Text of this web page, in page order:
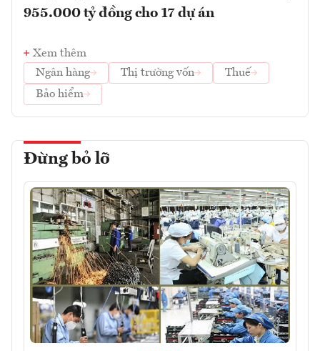
955.000 tỷ đồng cho 17 dự án
Xem thêm
Ngân hàng
Thị trường vốn
Thuế
Bảo hiểm
Đừng bỏ lỡ